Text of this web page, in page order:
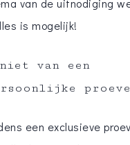
is mogelijk!
van een
een exclusieve